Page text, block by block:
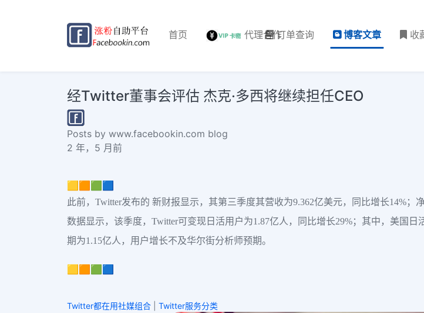
首页 代理合作订单查询 博客文章 收
经Twitter董事会评估 杰克·多西将继续担任CEO
Posts by www.facebookin.com blog
2 年，5 月前
🟨🟧🟩🟦
此前，Twitter发布的 新财报显示，其第三季度其营收为9.362亿美元，同比增长14%；
数据显示，该季度，Twitter可变现日活用户为1.87亿人，同比增长29%；其中，美国
期为1.15亿人，用户增长不及华尔街分析师预期。
🟨🟧🟩🟦
Twitter都在用社媒组合 Twitter服务分类